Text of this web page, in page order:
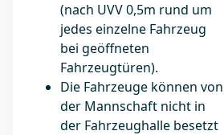
(nach UVV 0,5m rund um
jedes einzelne Fahrzeug
bei geöffneten
Fahrzeugtüren).
Die Fahrzeuge können von
der Mannschaft nicht in
der Fahrzeughalle besetzt